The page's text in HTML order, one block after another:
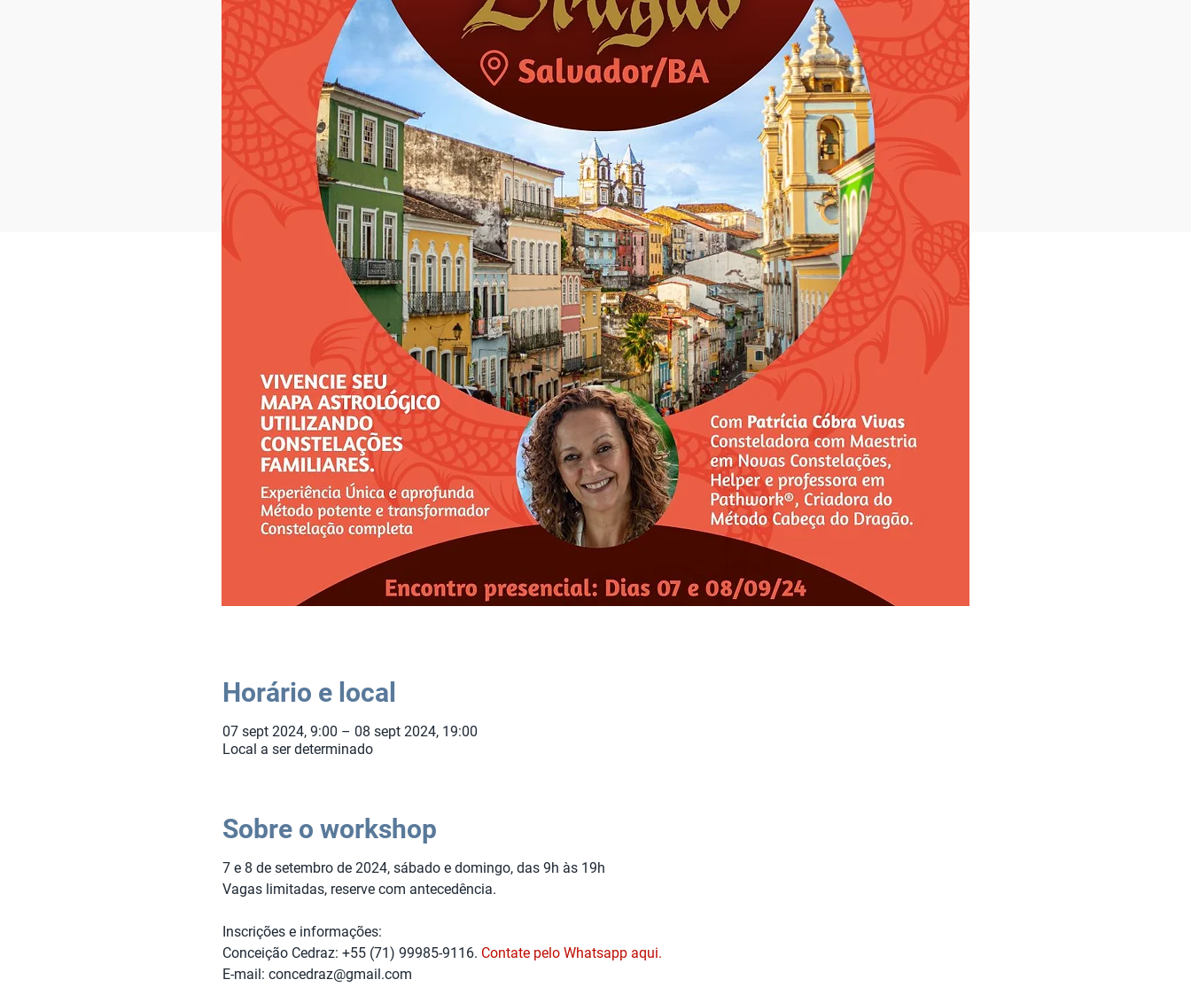
Horário e local
07 sept 2024, 9:00 – 08 sept 2024, 19:00
Local a ser determinado
Sobre o workshop
7 e 8 de setembro de 2024, sábado e domingo, das 9h às 19h
Vagas limitadas, reserve com antecedência.
Inscrições e informações:
Conceição Cedraz: +55 (71) 99985-9116. Contate pelo Whatsapp aqui.
E-mail: concedraz@gmail.com